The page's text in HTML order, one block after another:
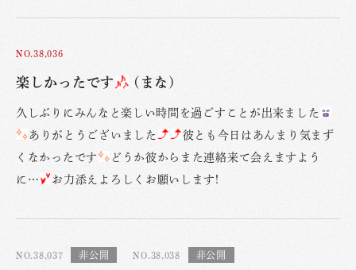
NO.38,036
楽しかったです (まな)
久しぶりにみんなと楽しい時間を過ごすことが出来ました
ありがとうございました
彼とも今日はあんまり気まず
くなかったです
どうか彼からまた連絡来て会えますよう
に…
お力添えよろしくお願いします!
NO.38,037 NO.38,038